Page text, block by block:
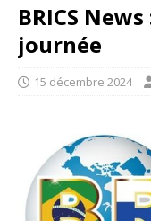
BRICS
journée
15 décembre 2024